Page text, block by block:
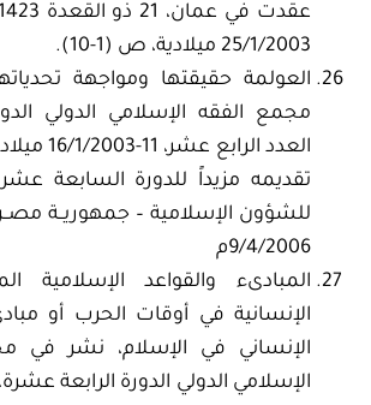
25/1/2003 ميلادية، ص (1-10).
العولمة حقيقتها ومواجهة
مجمع الفقه الإسلامي الدولي
تقديمه مزيداً للدورة السابعة
9/4/2006م
المبادىء والقواعد الإسلامية
الإنسانية في أوقات الحرب أو
الإنساني في الإسلام، نشر في
الإسلامي الدولي الدورة الرابعة